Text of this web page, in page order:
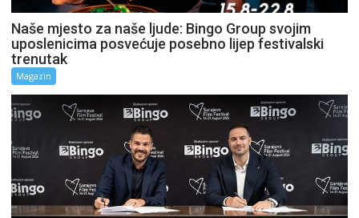
Naše mjesto za naše ljude: Bingo Group svojim
uposlenicima posvećuje posebno lijep festivalski
trenutak
Magazin